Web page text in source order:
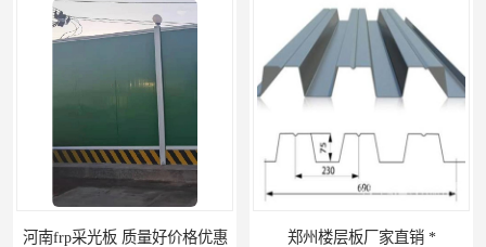
郑州楼层板厂家直销 *